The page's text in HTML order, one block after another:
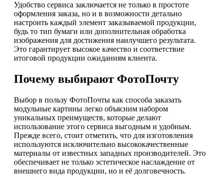
Удобство сервиса заключается не только в простоте
оформления заказа, но и в возможности детально
настроить каждый элемент заказываемой продукции,
будь то тип бумаги или дополнительная обработка
изображения для достижения наилучшего результата.
Это гарантирует высокое качество и соответствие
итоговой продукции ожиданиям клиента.
Почему выбирают ФотоПочту
Выбор в пользу ФотоПочты как способа заказать
модульные картины легко объясним набором
уникальных преимуществ, которые делают
использование этого сервиса выгодным и удобным.
Прежде всего, стоит отметить, что для изготовления
используются исключительно высококачественные
материалы от известных западных производителей. Это
обеспечивает не только эстетическое наслаждение от
внешнего вида продукции, но и её долговечность.